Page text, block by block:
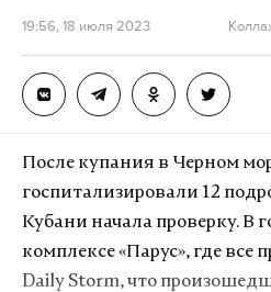
19:56, 18 июля 2023
После купания в Черном
госпитализировали 12
Кубани начала проверку. В
комплексе «Парус», где все
Daily Storm, что